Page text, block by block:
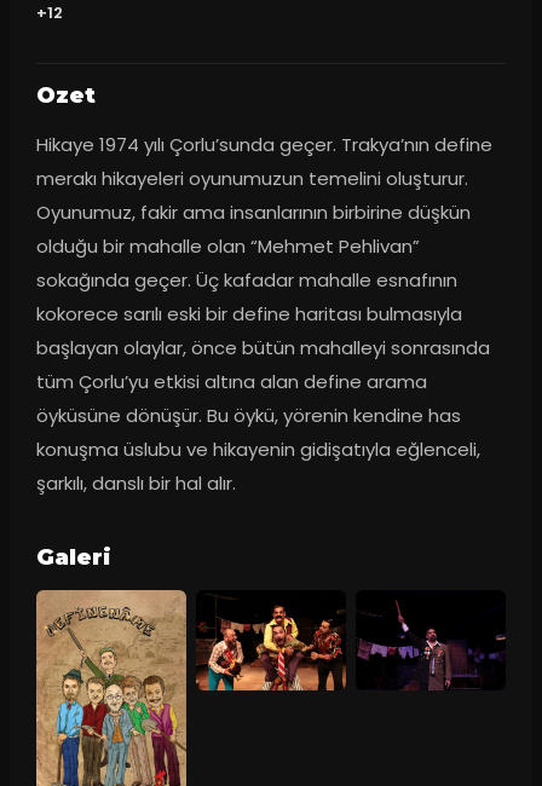
+12
Ozet
Hikaye 1974 yılı Çorlu’sunda geçer. Trakya’nın define
merakı hikayeleri oyunumuzun temelini oluşturur.
Oyunumuz, fakir ama insanlarının birbirine düşkün
olduğu bir mahalle olan “Mehmet Pehlivan”
sokağında geçer. Üç kafadar mahalle esnafının
kokorece sarılı eski bir define haritası bulmasıyla
başlayan olaylar, önce bütün mahalleyi sonrasında
tüm Çorlu’yu etkisi altına alan define arama
öyküsüne dönüşür. Bu öykü, yörenin kendine has
konuşma üslubu ve hikayenin gidişatıyla eğlenceli,
şarkılı, danslı bir hal alır.
Galeri